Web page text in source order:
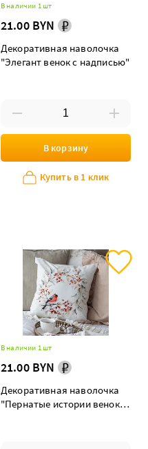
В наличии 1 шт
21.00 BYN
Декоративная наволочка
"Элегант венок с надписью"
В корзину
Купить в 1 клик
В наличии 1 шт
21.00 BYN
Декоративная наволочка
"Пернатые истории венок